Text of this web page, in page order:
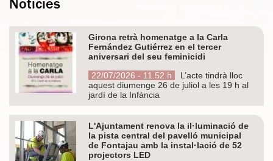
Notícies
Girona retrà homenatge a la Carla
Fernández Gutiérrez en el tercer
aniversari del seu feminicidi
22/07/2026 - 11.52 h
L’acte tindrà lloc
aquest diumenge 26 de juliol a les 19 h al
jardí de la Infància
L'Ajuntament renova la il·luminació de
la pista central del pavelló municipal
de Fontajau amb la instal·lació de 52
projectors LED